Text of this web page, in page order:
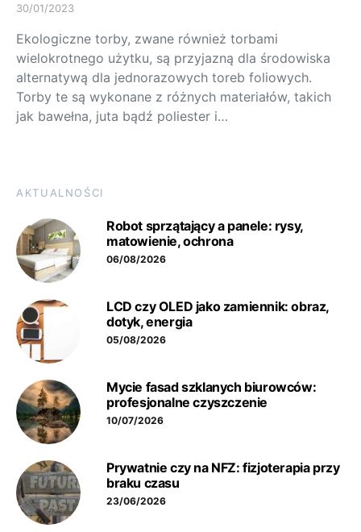
30/01/2023
Ekologiczne torby, zwane również torbami
wielokrotnego użytku, są przyjazną dla środowiska
alternatywą dla jednorazowych toreb foliowych.
Torby te są wykonane z różnych materiałów, takich
jak bawełna, juta bądź poliester i…
AKTUALNOŚCI
Robot sprzątający a panele: rysy,
matowienie, ochrona
06/08/2026
LCD czy OLED jako zamiennik: obraz,
dotyk, energia
05/08/2026
Mycie fasad szklanych biurowców:
profesjonalne czyszczenie
10/07/2026
Prywatnie czy na NFZ: fizjoterapia przy
braku czasu
23/06/2026